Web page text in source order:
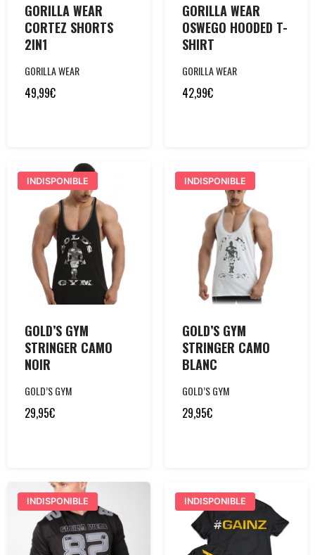
GORILLA WEAR
CORTEZ SHORTS
2IN1
GORILLA WEAR
49,99€
GORILLA WEAR
OSWEGO HOODED T-
SHIRT
GORILLA WEAR
42,99€
INDISPONIBLE
GOLD’S GYM
STRINGER CAMO
NOIR
GOLD’S GYM
29,95€
INDISPONIBLE
GOLD’S GYM
STRINGER CAMO
BLANC
GOLD’S GYM
29,95€
INDISPONIBLE INDISPONIBLE